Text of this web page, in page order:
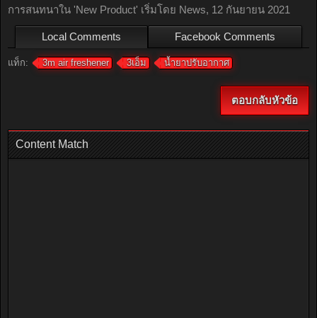
การสนทนาใน 'New Product' เริ่มโดย News, 12 กันยายน 2021
Local Comments Facebook Comments
แท็ก: 3m air freshener 3เอ็ม น้ำยาปรับอากาศ
ตอบกลับหัวข้อ
Content Match